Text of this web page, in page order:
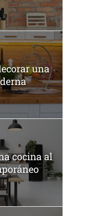
una
cocina al